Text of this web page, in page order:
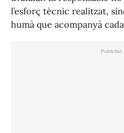
l’esforç tècnic realitzat,
humà que acompanyà